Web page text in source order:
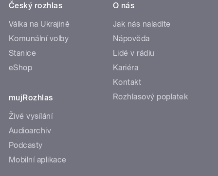
Český rozhlas
Válka na Ukrajině
Komunální volby
Stanice
eShop
mujRozhlas
Živé vysílání
Audioarchiv
Podcasty
Mobilní aplikace
O nás
Jak nás naladíte
Nápověda
Lidé v rádiu
Kariéra
Kontakt
Rozhlasový poplatek